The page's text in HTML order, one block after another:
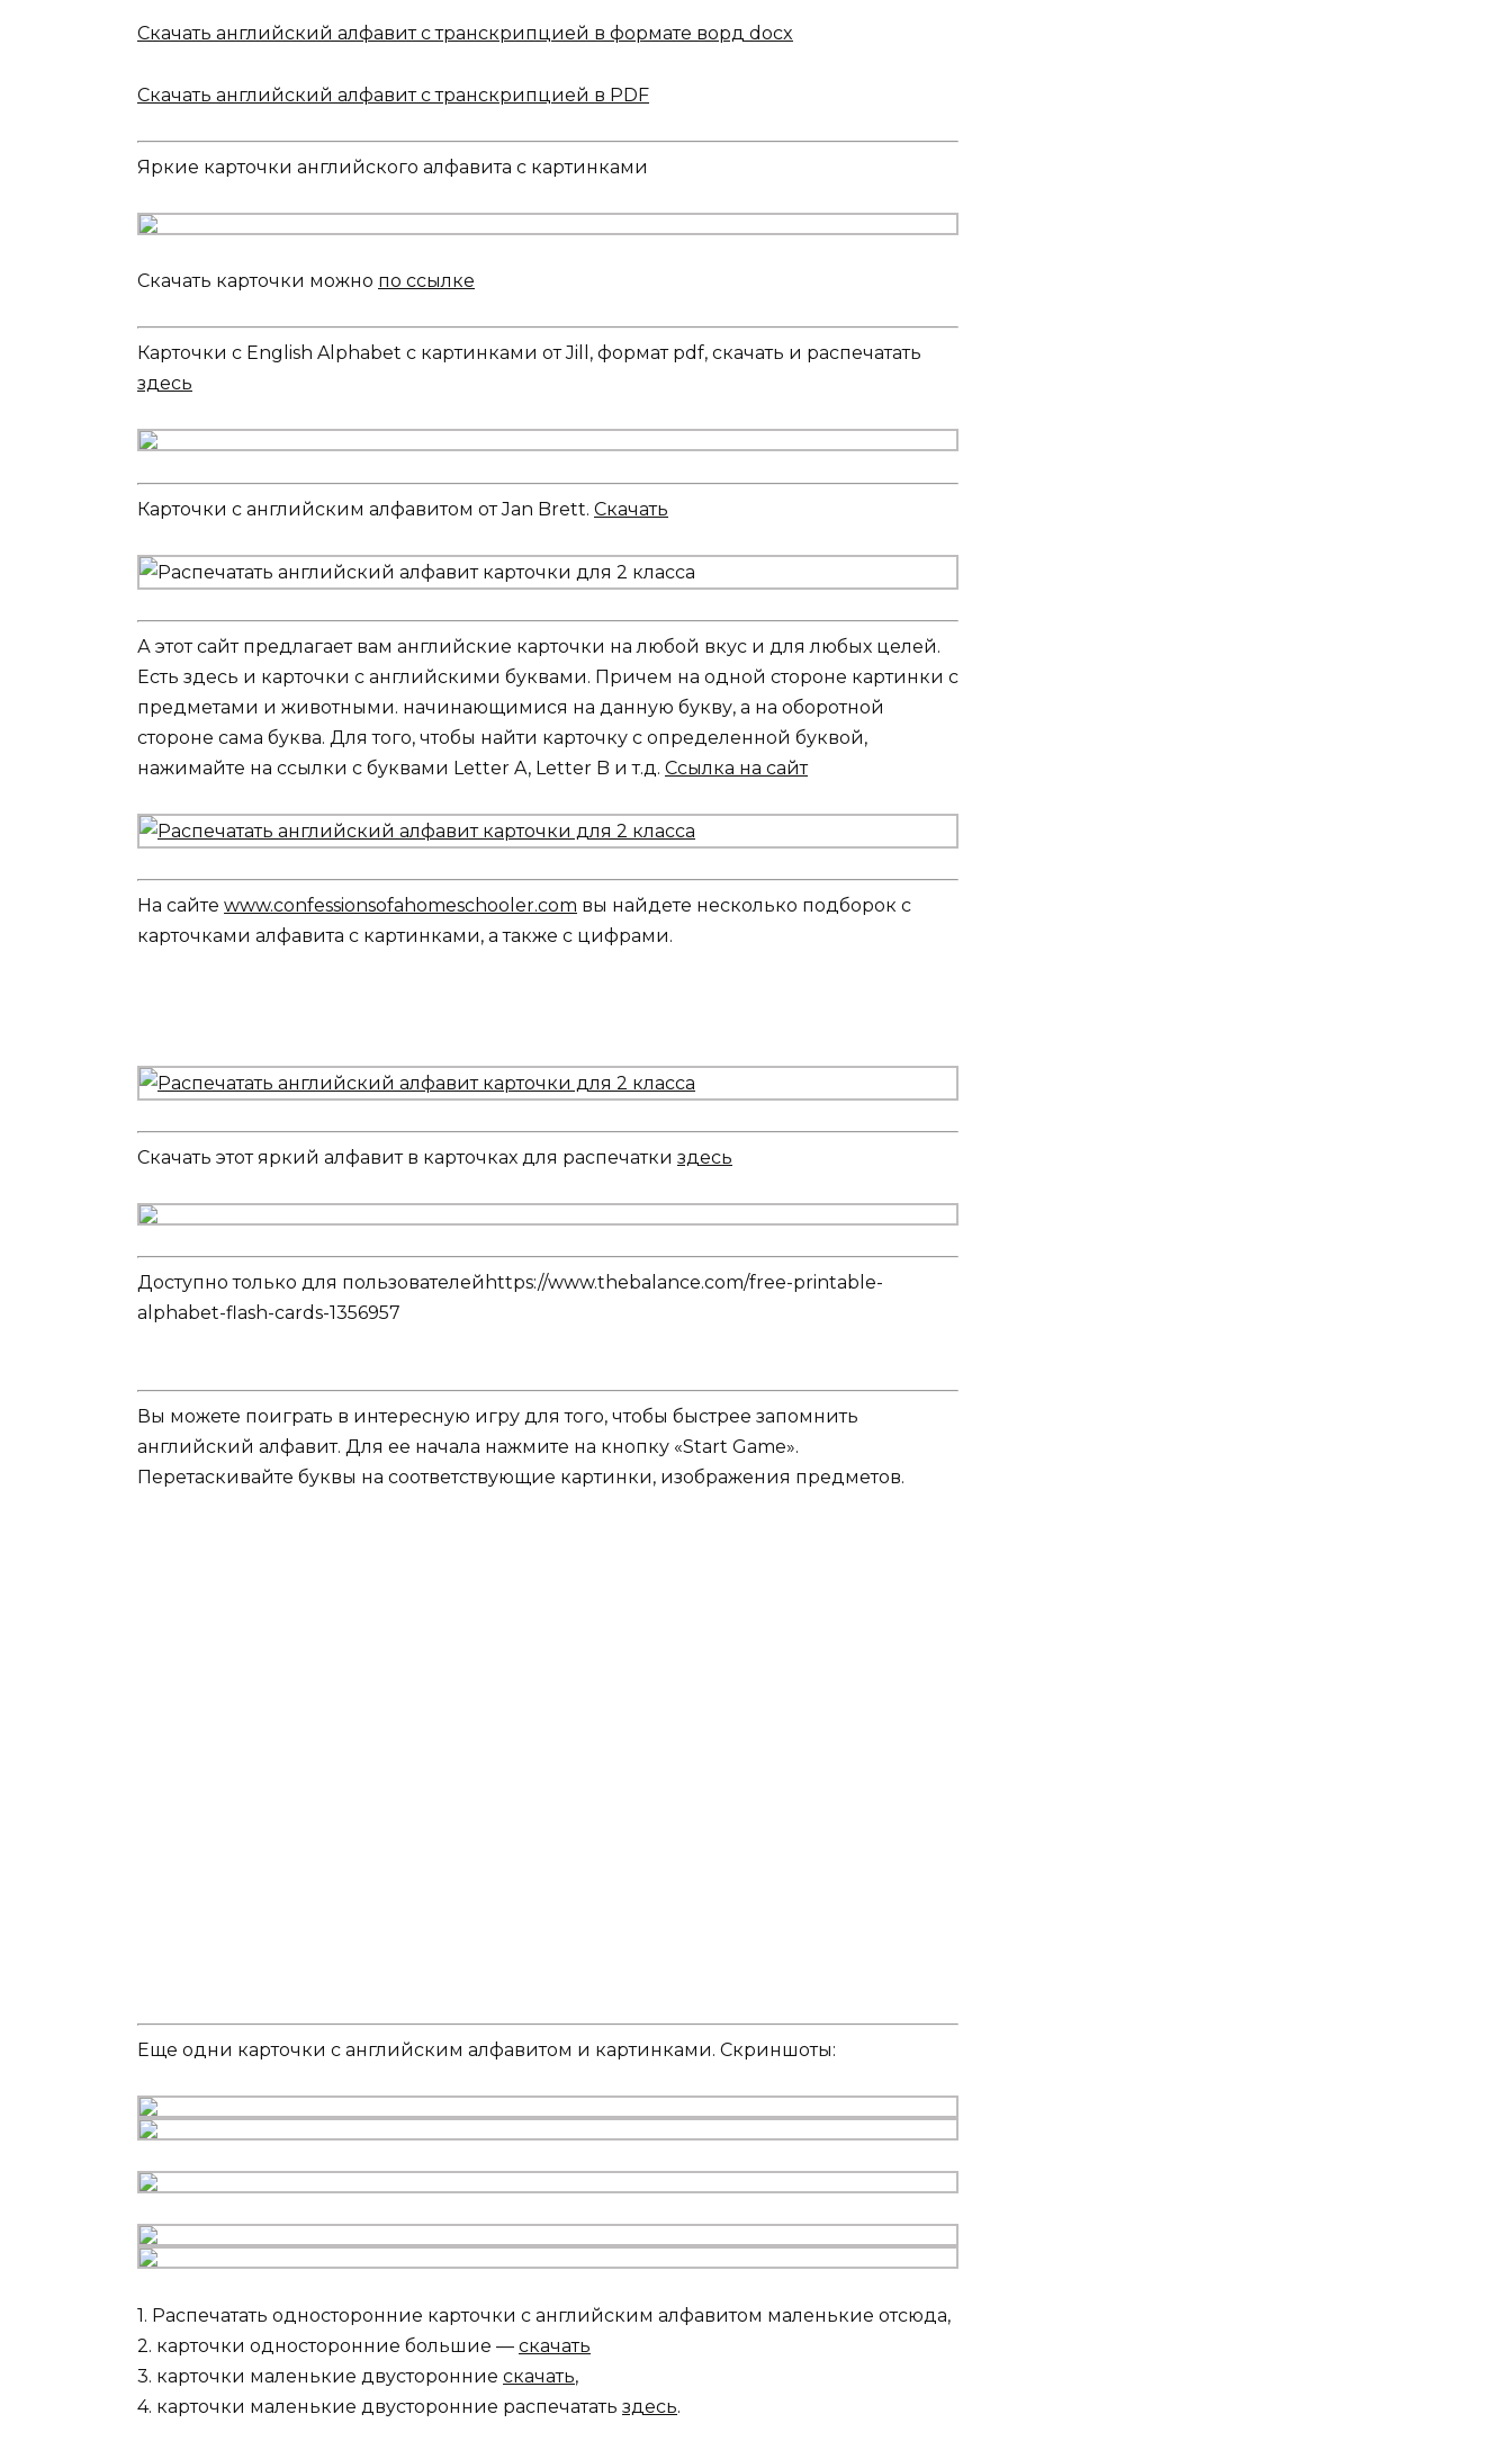
Скачать английский алфавит с транскрипцией в формате ворд docx
Скачать английский алфавит с транскрипцией в PDF
Яркие карточки английского алфавита с картинками
Скачать карточки можно по ссылке
Карточки с English Alphabet с картинками от Jill, формат pdf, скачать и распечатать
здесь
Карточки с английским алфавитом от Jan Brett. Скачать
А этот сайт предлагает вам английские карточки на любой вкус и для любых целей.
Есть здесь и карточки с английскими буквами. Причем на одной стороне картинки с
предметами и животными. начинающимися на данную букву, а на оборотной
стороне сама буква. Для того, чтобы найти карточку с определенной буквой,
нажимайте на ссылки с буквами Letter A, Letter B и т.д. Ссылка на сайт
На сайте www.confessionsofahomeschooler.com вы найдете несколько подборок с
карточками алфавита с картинками, а также с цифрами.
Скачать этот яркий алфавит в карточках для распечатки здесь
Доступно только для пользователей https://www.thebalance.com/free-printable-
alphabet-flash-cards-1356957
Вы можете поиграть в интересную игру для того, чтобы быстрее запомнить
английский алфавит. Для ее начала нажмите на кнопку «Start Game».
Перетаскивайте буквы на соответствующие картинки, изображения предметов.
Еще одни карточки с английским алфавитом и картинками. Скриншоты:
1. Распечатать односторонние карточки с английским алфавитом маленькие отсюда,
2. карточки односторонние большие — скачать
3. карточки маленькие двусторонние скачать,
4. карточки маленькие двусторонние распечатать здесь.